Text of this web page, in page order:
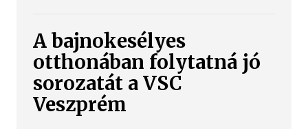
A bajnokesélyes
otthonában folytatná jó
sorozatát a VSC
Veszprém